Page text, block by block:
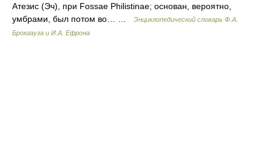
Атезис (Эч), при Fossae Philistinae; основан, вероятно,
умбрами, был потом во… …
Энциклопедический словарь Ф.А.
Брокгауза и И.А. Ефрона